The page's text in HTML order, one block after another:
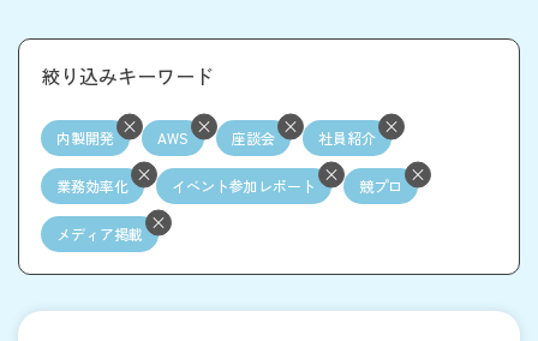
絞り込みキーワード
内製開発 AWS 座談会 社員紹介
業務効率化 イベント参加レポート 競プロ
メディア掲載